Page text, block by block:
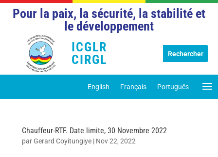
ICGLR
CIRGL
Pour la paix, la sécurité, la stabilité et
le développement
English Français Português
Chauffeur-RTF. Date limite, 30 Novembre 2022
parGerard Coyitungiye| Nov 22, 2022